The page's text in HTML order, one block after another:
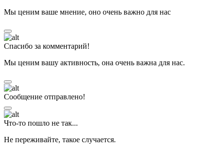
Мы ценим ваше мнение, оно очень важно для нас
Спасибо за комментарий!
Мы ценим вашу активность, она очень важна для нас.
Сообщение отправлено!
Что-то пошло не так...
Не переживайте, такое случается.